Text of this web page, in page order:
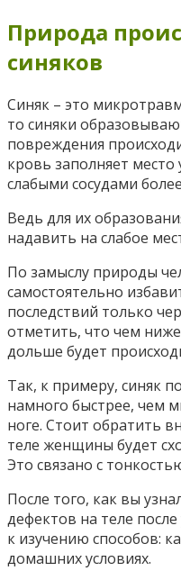
Природа
синяков
Синяк – это
то синяки
повреждения
кровь заполняет
слабыми сосудами
Ведь для их
надавить на слабое
По замыслу природы
самостоятельно
последствий только
отметить, что чем
дольше будет
Так, к примеру, синяк
намного быстрее, чем
ноге. Стоит обратить
теле женщины будет
Это связано с
После того, как вы
дефектов на теле
к изучению способов:
домашних условиях.